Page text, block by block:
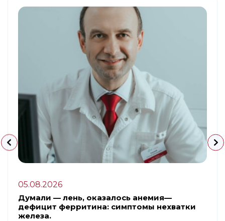
05.08.2026
Думали — лень, оказалось анемия—
дефицит ферритина: симптомы нехватки
железа.